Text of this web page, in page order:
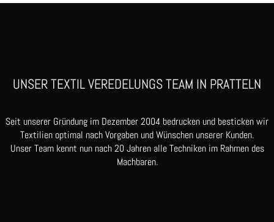
UNSER TEXTIL VEREDELUNGS TEAM IN PRATTELN
Seit unserer Gründung im Dezember 2004 bedrucken und besticken wir
Textilien optimal nach Vorgaben und Wünschen unserer Kunden.
Unser Team kennt nun nach 20 Jahren alle Techniken im Rahmen des
Machbaren.